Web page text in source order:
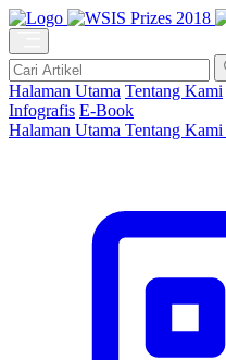
Halaman Utama Tentang Kami
Infografis E-Book
Halaman Utama Tentang Kami